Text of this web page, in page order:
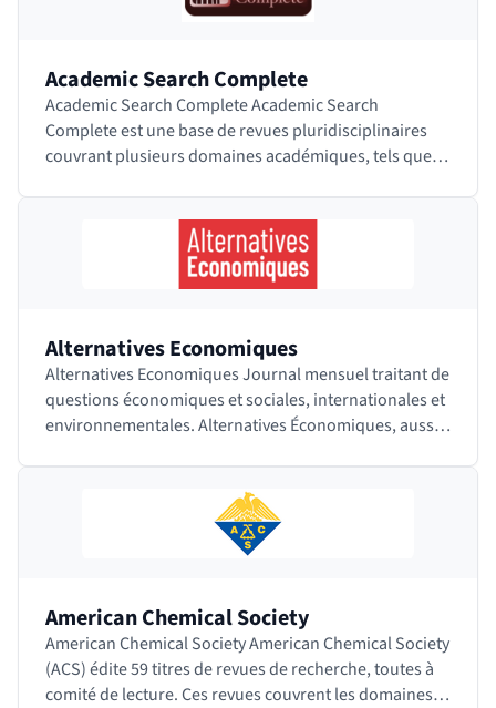
Academic Search Complete
Academic Search Complete Academic Search
Complete est une base de revues pluridisciplinaires
couvrant plusieurs domaines académiques, tels que
Alternatives Economiques
Alternatives Economiques Journal mensuel traitant de
questions économiques et sociales, internationales et
environnementales. Alternatives Économiques, aussi
American Chemical Society
American Chemical Society American Chemical Society
(ACS) édite 59 titres de revues de recherche, toutes à
comité de lecture. Ces revues couvrent les domaines